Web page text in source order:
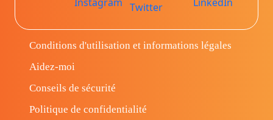
Conditions d'utilisation et informations légales
Aidez-moi
Conseils de sécurité
Politique de confidentialité